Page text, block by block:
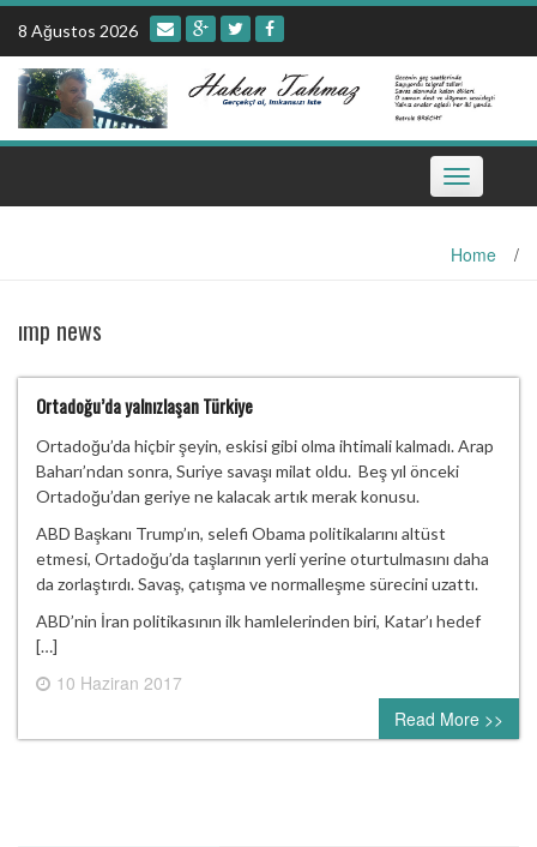
Skip
content
8 Ağustos 2026
Toggle
navigation
Home /
ımp news
Ortadoğu’da yalnızlaşan Türkiye
Ortadoğu’da hiçbir şeyin, eskisi gibi olma ihtimali kalmadı. Arap
Baharı’ndan sonra, Suriye savaşı milat oldu. Beş yıl önceki
Ortadoğu’dan geriye ne kalacak artık merak konusu.
ABD Başkanı Trump’ın, selefi Obama politikalarını altüst
etmesi, Ortadoğu’da taşlarının yerli yerine oturtulmasını daha
da zorlaştırdı. Savaş, çatışma ve normalleşme sürecini uzattı.
ABD’nin İran politikasının ilk hamlelerinden biri, Katar’ı hedef
[…]
10 Haziran 2017
0 comment
Read More >>